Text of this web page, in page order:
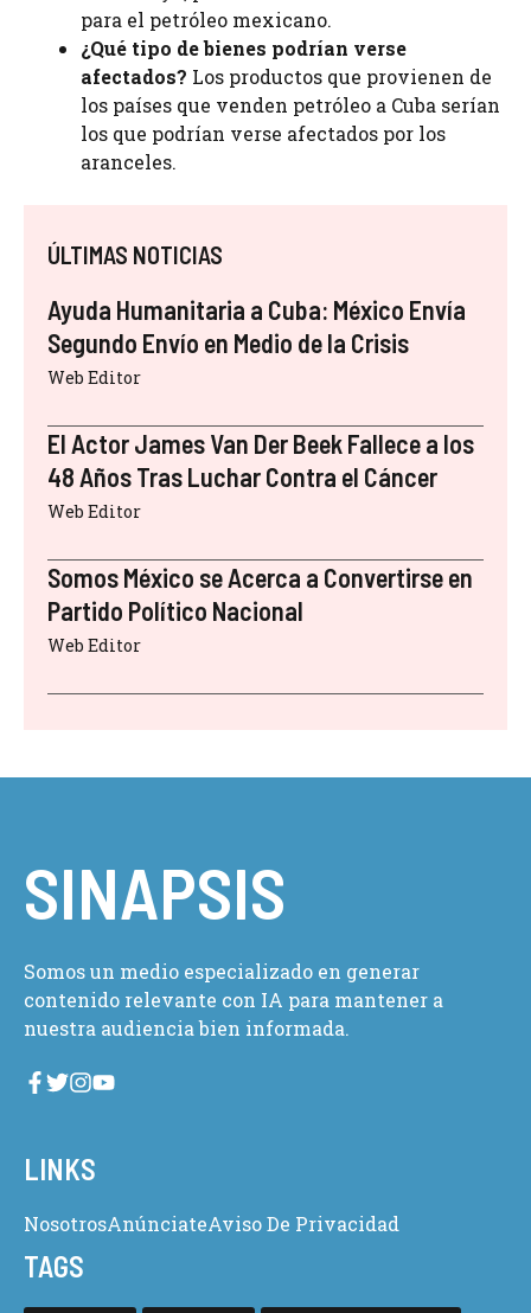
para el petróleo mexicano.
¿Qué tipo de bienes podrían verse
afectados? Los productos que provienen de
los países que venden petróleo a Cuba serían
los que podrían verse afectados por los
aranceles.
ÚLTIMAS NOTICIAS
Ayuda Humanitaria a Cuba: México Envía
Segundo Envío en Medio de la Crisis
Web Editor
El Actor James Van Der Beek Fallece a los
48 Años Tras Luchar Contra el Cáncer
Web Editor
Somos México se Acerca a Convertirse en
Partido Político Nacional
Web Editor
SINAPSIS
Somos un medio especializado en generar
contenido relevante con IA para mantener a
nuestra audiencia bien informada.
LINKS
NosotrosAnúnciateAviso De Privacidad
TAGS